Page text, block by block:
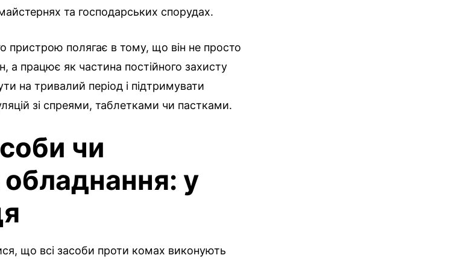
та господарських спорудах.
пристрою полягає в тому, що він не просто
а працює як частина постійного захисту
на тривалий період і підтримувати
зі спреями, таблетками чи пастками.
чи
у
що всі засоби проти комах виконують